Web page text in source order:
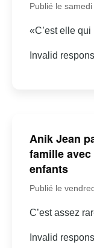
Publié le
«C’est elle qui
Invalid
Anik Jean
famille
enfants
Publié le
C’est assez
Invalid